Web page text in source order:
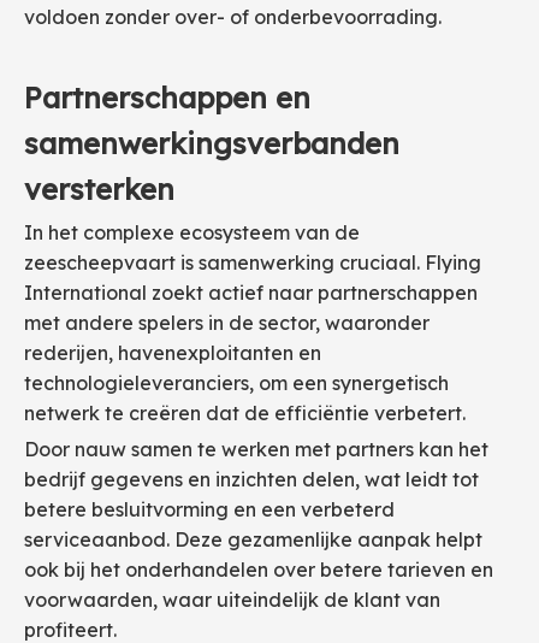
voldoen zonder over- of onderbevoorrading.
Partnerschappen en
samenwerkingsverbanden
versterken
In het complexe ecosysteem van de
zeescheepvaart is samenwerking cruciaal. Flying
International zoekt actief naar partnerschappen
met andere spelers in de sector, waaronder
rederijen, havenexploitanten en
technologieleveranciers, om een ​​synergetisch
netwerk te creëren dat de efficiëntie verbetert.
Door nauw samen te werken met partners kan het
bedrijf gegevens en inzichten delen, wat leidt tot
betere besluitvorming en een verbeterd
serviceaanbod. Deze gezamenlijke aanpak helpt
ook bij het onderhandelen over betere tarieven en
voorwaarden, waar uiteindelijk de klant van
profiteert.